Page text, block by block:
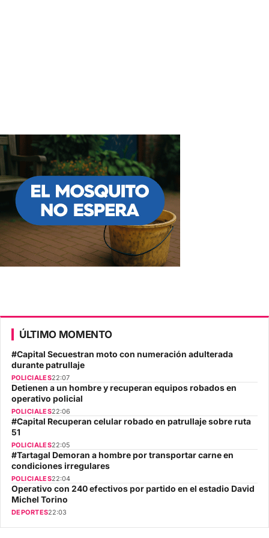
ÚLTIMO MOMENTO
#Capital Secuestran moto con numeración adulterada
durante patrullaje
POLICIALES22:07
Detienen a un hombre y recuperan equipos robados en
operativo policial
POLICIALES22:06
#Capital Recuperan celular robado en patrullaje sobre ruta
51
POLICIALES22:05
#Tartagal Demoran a hombre por transportar carne en
condiciones irregulares
POLICIALES22:04
Operativo con 240 efectivos por partido en el estadio David
Michel Torino
DEPORTES22:03